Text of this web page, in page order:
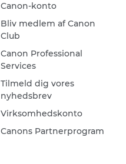
Canon-konto
Bliv medlem af Canon
Club
Canon Professional
Services
Tilmeld dig vores
nyhedsbrev
Virksomhedskonto
Canons Partnerprogram